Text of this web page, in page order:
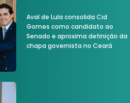
Aval de Lula consolida Cid
Gomes como candidato ao
Senado e aproxima definição da
chapa governista no Ceará